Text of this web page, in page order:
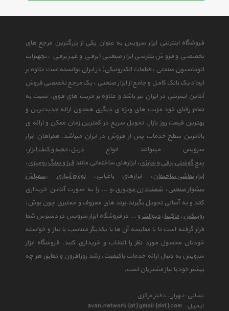
فروشگاه اینترنتی ابزار سرویس به عنوان یکی از بزرگترین مرجع های
تخصصی و فروش ینترنتی ابزار صنعتی (برقی و غیر برقی ، تجهیزات
اتوماسیون صنعتی ، قطعات الکترونیکی) در ایران توانسته است علاوه بر
ایجاد یک بانک کامل و جامع از ابزار صنعتی ، یک مرجع تخصصی فروش
آنلاین اینترنتی در ایران نیز باشد و علاوه بر مزیت های فوق، نسبت به
تمام رقبای خود مزیت های ویژه ی دیگری همچون ارائه جدیدترین و
بهترین قیمت روز بازار، تحویل سریع در کمترین زمان ممکن و ارائه ی
بالاترین سطح خدمات پس از فروش در ایران میباشد. همراهان ابزار
سرویس میتوانند انواع دریل،جعبه و کیف ابزار،
پیچ گوشتی برقی و شارژی، ابزارهای ساختمانی مانند فرز و سنگ رومیزی،
ابزار نقاشی ساختمان، ابزارهای باغبانی،لوازم آبیاری ،سمپاش
سشوار صنعتی،شمشاد زن موتوری،و ... را به صورت آنلاین خریداری
کنند و به آسانی تحویل بگیرند.برند های معروف و معتبری چون بوش،
رونیکس،ماکیتا،دیوالتو ... در فروشگاه ابزار سرویس در دسترس شما
قرار گرفته است تا با مقایسه آن ها با یکدیگر متناسب با نیاز و خواسته
خودتان محصول مورد نظر را انتخاب و خریداری کنید. فروشگاه ابزار
سرویس به دنبال ارائه خدمات باکیفیت، رشد روزافزون و تطابق هر چه
بیشتر خود با نیاز مشتریان است.
نشانی : تهران، دفتر مرکزی
ایمیل : avan.network {at} gmail {dot} com